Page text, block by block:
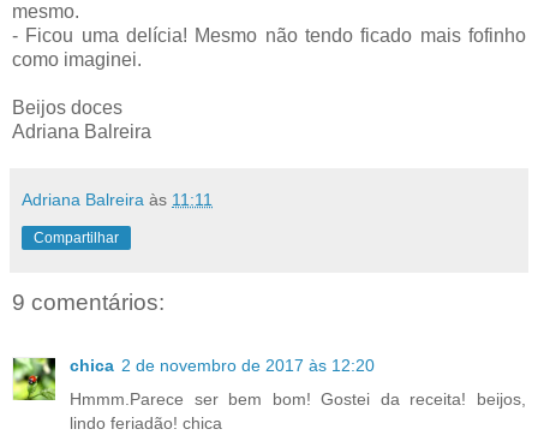
mesmo.
- Ficou uma delícia! Mesmo não tendo ficado mais fofinho
como imaginei.
Beijos doces
Adriana Balreira
Adriana Balreira às 11:11
Compartilhar
9 comentários:
chica 2 de novembro de 2017 às 12:20
Hmmm.Parece ser bem bom! Gostei da receita! beijos,
lindo feriadão! chica